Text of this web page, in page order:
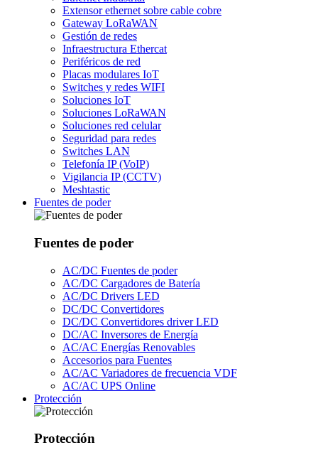
Extensor ethernet sobre cable cobre
Gateway LoRaWAN
Gestión de redes
Infraestructura Ethercat
Periféricos de red
Placas modulares IoT
Switches y redes WIFI
Soluciones IoT
Soluciones LoRaWAN
Soluciones red celular
Seguridad para redes
Switches LAN
Telefonía IP (VoIP)
Vigilancia IP (CCTV)
Meshtastic
Fuentes de poder
Fuentes de poder
AC/DC Fuentes de poder
AC/DC Cargadores de Batería
AC/DC Drivers LED
DC/DC Convertidores
DC/DC Convertidores driver LED
DC/AC Inversores de Energía
AC/AC Energías Renovables
Accesorios para Fuentes
AC/AC Variadores de frecuencia VDF
AC/AC UPS Online
Protección
Protección